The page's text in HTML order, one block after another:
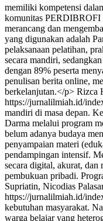
memiliki kompetensi
komunitas PERDIBROFI
merancang dan
yang digunakan adalah
pelaksanaan pelatihan,
secara mandiri,
dengan 89% peserta
penulisan berita online,
berkelanjutan.</p> Rizca
https://jurnalilmiah.id/
mandiri di masa depan.
Darma melalui program
belum adanya budaya
penyampaian materi
pendampingan intensif.
secara digital, akurat,
pembukuan pribadi.
Supriatin, Nicodias
https://jurnalilmiah.id/
kebutuhan masyarakat.
warga belajar yang